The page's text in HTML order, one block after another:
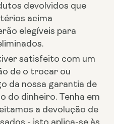
devolvidos que
acima
elegíveis para
satisfeito com um
de o trocar ou
da nossa garantia de
do dinheiro. Tenha em
a devolução de
- isto aplica-se às